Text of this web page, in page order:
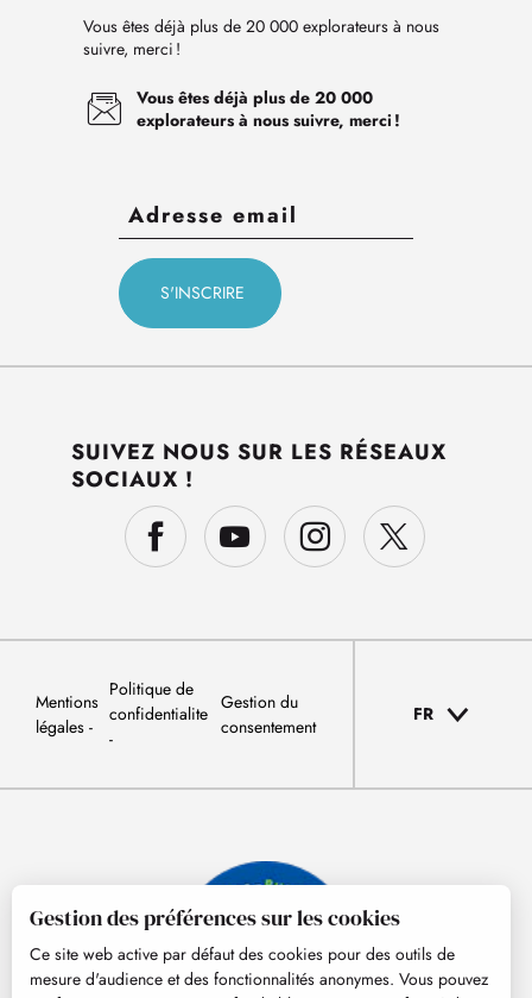
Vous êtes déjà plus de 20 000 explorateurs à nous
suivre, merci !
Vous êtes déjà plus de 20 000
explorateurs à nous suivre, merci !
SUIVEZ NOUS SUR LES RÉSEAUX
SOCIAUX !
Mentions
légales
Politique de
confidentialite
Gestion du
consentement
FR
Gestion des préférences sur les cookies
Ce site web active par défaut des cookies pour des outils de
mesure d'audience et des fonctionnalités anonymes. Vous pouvez